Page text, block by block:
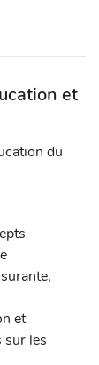
et
du
et
sur les